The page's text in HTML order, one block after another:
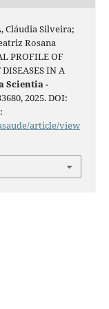
Cláudia Silveira;
Rosana
PROFILE OF
IN A
Scientia -
2025. DOI:
article/view